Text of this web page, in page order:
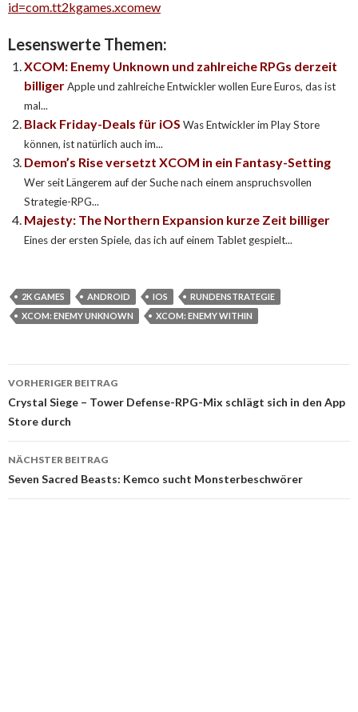
id=com.tt2kgames.xcomew
Lesenswerte Themen:
XCOM: Enemy Unknown und zahlreiche RPGs derzeit
billigerApple und zahlreiche Entwickler wollen Eure Euros, das ist
mal...
Black Friday-Deals für iOS Was Entwickler im Play Store
können, ist natürlich auch im...
Demon’s Rise versetzt XCOM in ein Fantasy-Setting
Wer seit Längerem auf der Suche nach einem anspruchsvollen
Strategie-RPG...
Majesty: The Northern Expansion kurze Zeit billiger
Eines der ersten Spiele, das ich auf einem Tablet gespielt...
2K GAMES ANDROID IOS
RUNDENSTRATEGIE
XCOM: ENEMY UNKNOWN
XCOM: ENEMY WITHIN
Beitragsnavigation
VORHERIGER BEITRAG
Crystal Siege – Tower Defense-RPG-Mix schlägt sich in den App
Store durch
NÄCHSTER BEITRAG
Seven Sacred Beasts: Kemco sucht Monsterbeschwörer